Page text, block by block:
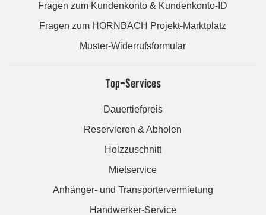
Fragen zum Kundenkonto & Kundenkonto-ID
Fragen zum HORNBACH Projekt-Marktplatz
Muster-Widerrufsformular
Top-Services
Dauertiefpreis
Reservieren & Abholen
Holzzuschnitt
Mietservice
Anhänger- und Transportervermietung
Handwerker-Service